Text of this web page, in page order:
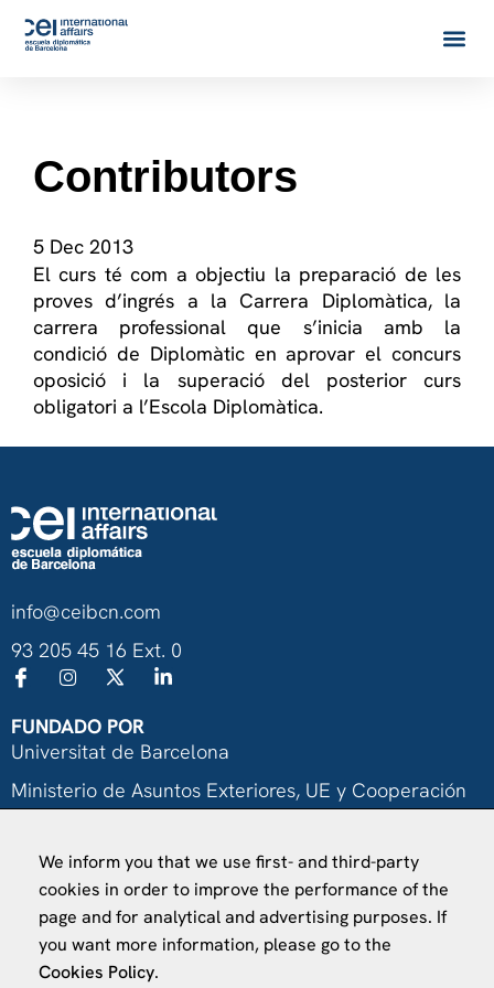
Contributors
5 Dec 2013
El curs té com a objectiu la preparació de les
proves d’ingrés a la Carrera Diplomàtica, la
carrera professional que s’inicia amb la
condició de Diplomàtic en aprovar el concurs
oposició i la superació del posterior curs
obligatori a l’Escola Diplomàtica.
info@ceibcn.com
93 205 45 16 Ext. 0
FUNDADO POR
Universitat de Barcelona
Ministerio de Asuntos Exteriores, UE y Cooperación
We inform you that we use first- and third-party
cookies in order to improve the performance of the
page and for analytical and advertising purposes. If
you want more information, please go to the
Cookies Policy.